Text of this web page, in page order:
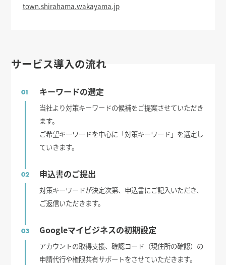
town.shirahama.wakayama.jp
サービス導入の流れ
01 キーワードの選定
当社より対策キーワードの候補をご提案させていただき
ます。
ご希望キーワードを中心に「対策キーワード」を選定し
ていきます。
02 申込書のご提出
対策キーワードが決定次第、申込書にご記入いただき、
ご返信いただきます。
03 Googleマイビジネスの初期設定
アカウントの取得支援、確認コード（現住所の確認）の
申請代行や権限共有サポートをさせていただきます。